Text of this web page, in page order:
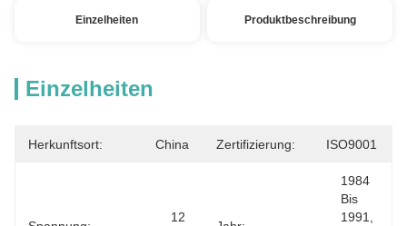
Einzelheiten Produktbeschreibung
Einzelheiten
Herkunftsort: China Zertifizierung: ISO9001
12
1984
Bis
1991,